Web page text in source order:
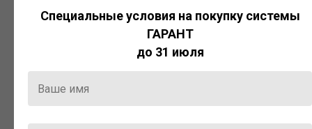
Компания «Гарант» стала
ГАРАНТ
Актуальная правовая информация
и инструменты для максимально
эффективной работы с ней.
Специальные условия на покупку системы
ГАРАНТ
до 31 июля